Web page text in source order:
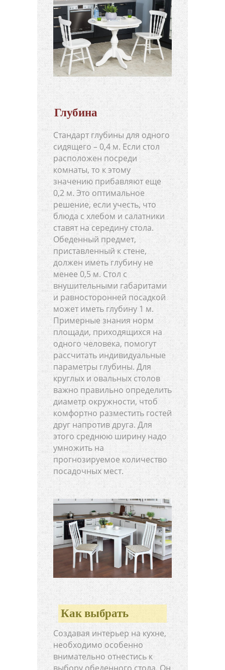
Глубина
Стандарт глубины для одного
сидящего – 0,4 м. Если стол
расположен посреди
комнаты, то к этому
значению прибавляют еще
0,2 м. Это оптимальное
решение, если учесть, что
блюда с хлебом и салатники
ставят на середину стола.
Обеденный предмет,
приставленный к стене,
должен иметь глубину не
менее 0,5 м. Стол с
внушительными габаритами
и равносторонней посадкой
может иметь глубину 1 м.
Примерные знания норм
площади, приходящихся на
одного человека, помогут
рассчитать индивидуальные
параметры глубины. Для
круглых и овальных столов
важно правильно определить
диаметр окружности, чтоб
комфортно разместить гостей
друг напротив друга. Для
этого среднюю ширину надо
умножить на
прогнозируемое количество
посадочных мест.
Как выбрать
Создавая интерьер на кухне,
необходимо особенно
внимательно отнестись к